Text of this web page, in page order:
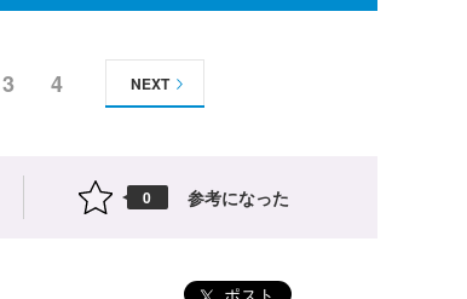
3 4 NEXT
0 参考になった